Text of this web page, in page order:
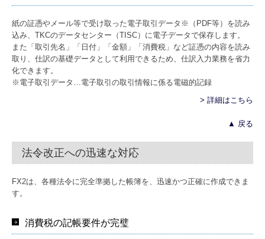
紙の証憑やメール等で受け取った電子取引データ※（PDF等）を読み
込み、TKCのデータセンター（TISC）に電子データで保存します。
また「取引先名」「日付」「金額」「消費税」など証憑の内容を読み
取り、仕訳の基礎データとして利用できるため、仕訳入力業務を省力
化できます。
※電子取引データ…電子取引の取引情報に係る電磁的記録
> 詳細はこちら
▲ 戻る
法令改正への迅速な対応
FX2は、各種法令に完全準拠した帳簿を、迅速かつ正確に作成できま
す。
消費税の記帳要件が完璧